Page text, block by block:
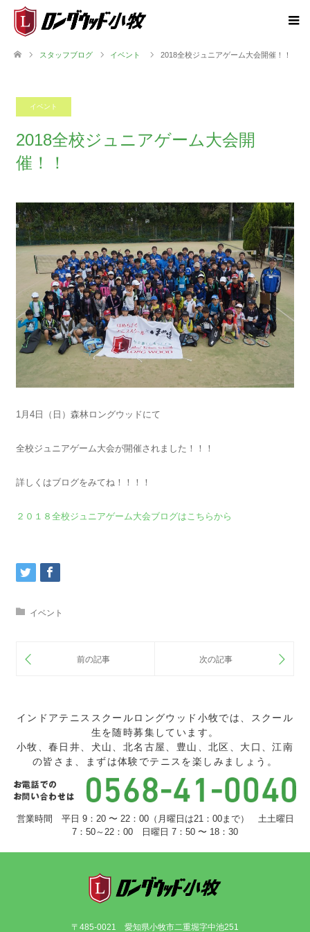
スタッフブログ イベント 2018全校ジュニアゲーム大会開催！！
イベント
2018全校ジュニアゲーム大会開
催！！
1月4日（日）森林ロングウッドにて
全校ジュニアゲーム大会が開催されました！！！
詳しくはブログをみてね！！！！
２０１８全校ジュニアゲーム大会ブログはこちらから
イベント
インドアテニススクールロングウッド小牧では、スクール
生を随時募集しています。
小牧、春日井、犬山、北名古屋、豊山、北区、大口、江南
の皆さま、まずは体験でテニスを楽しみましょう。
営業時間 平日 9：20 〜 22：00（月曜日は21：00まで） 土土曜日
7：50～22：00 日曜日 7：50 〜 18：30
〒485-0021 愛知県小牧市二重堀字中池251